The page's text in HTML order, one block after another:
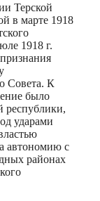
Терской
в марте 1918
1918 г.
признания
Совета. К
было
республики,
ударами
автономию с
районах